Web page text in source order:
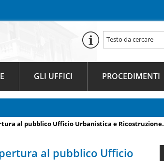
GLI UFFICI PROCEDIMENTI
al pubblico Ufficio Urbanistica e Ricostruzione.
al pubblico Ufficio